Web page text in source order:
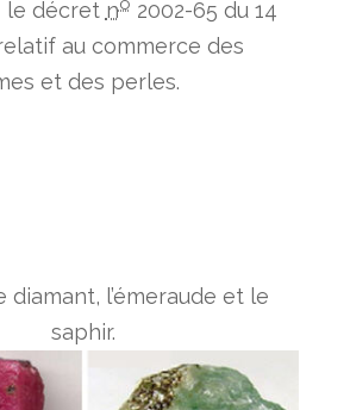
le décret n
2002-65 du 14
au commerce des
et des perles.
diamant, l’émeraude et le
saphir.